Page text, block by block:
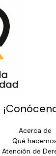
Acerca de
Qué
de